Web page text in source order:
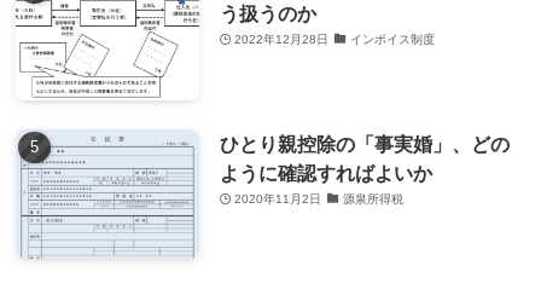
う扱うのか
2022年12月28日 インボイス制度
ひとり親控除の「事実婚」、どの
ように確認すればよいか
2020年11月2日 源泉所得税